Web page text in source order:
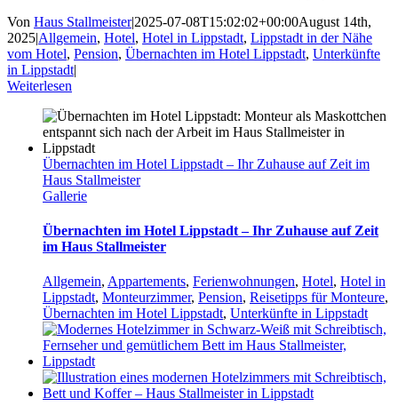
Von Haus Stallmeister|2025-07-08T15:02:02+00:00August 14th,
2025|Allgemein, Hotel, Hotel in Lippstadt, Lippstadt in der Nähe
vom Hotel, Pension, Übernachten im Hotel Lippstadt, Unterkünfte
in Lippstadt|
Weiterlesen
Übernachten im Hotel Lippstadt – Ihr Zuhause auf Zeit im
Haus Stallmeister
Gallerie
Übernachten im Hotel Lippstadt – Ihr Zuhause auf Zeit
im Haus Stallmeister
Allgemein, Appartements, Ferienwohnungen, Hotel, Hotel in
Lippstadt, Monteurzimmer, Pension, Reisetipps für Monteure,
Übernachten im Hotel Lippstadt, Unterkünfte in Lippstadt